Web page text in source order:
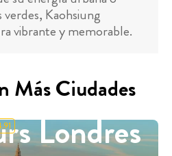
verdes, Kaohsiung
vibrante y memorable.
Más Ciudades
Londres